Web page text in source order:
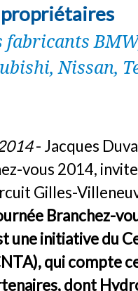
propriétaires
fabricants
Nissan,
- Jacques
vous 2014,
Gilles-
Branchez-
une initiative du
qui compte
dont